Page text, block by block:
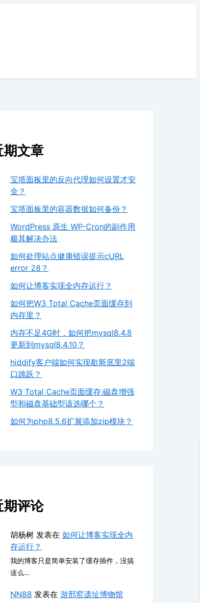
期文章
宝塔面板里的反向代理如何设置才安
全？
宝塔面板里的容器数据如何备份？
WordPress 原生 WP-Cron的副作用
极其解决办法
如何处理站点健康错误提示cURL
error 28？
如何让博客实现全内存运行？
如何把W3 Total Cache页面缓存到
内存里？
内存不足4G时，如何把mysql8.4.8
更新到mysql8.4.10？
hiddify客户端如何实现歇斯底里2端
口跳跃？
W3 Total Cache页面缓存:磁盘增强
型和磁盘基础型该选哪个？
如何为php8.5.6扩展添加zip模块？
期评论
胡杨树 发表在 如何让博客实现全内
存运行？
我的博客只是简单安装了缓存插件，没搞
这么…
NN88 发表在 游邢窑遗址博物馆